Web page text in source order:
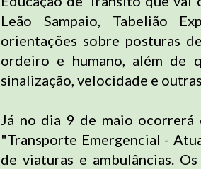
Leão Sampaio, Tabelião
orientações sobre posturas
ordeiro e humano, além de
sinalização, velocidade e outras.
Já no dia 9 de maio
"Transporte Emergencial -
de viaturas e ambulâncias.